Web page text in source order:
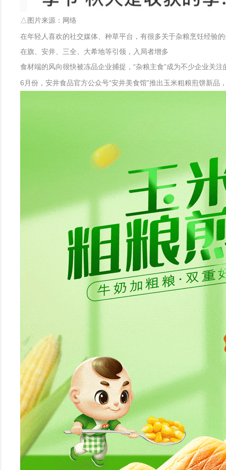
△图片来源：网络
在年轻人喜欢的社交媒体、种草平台，有很多关于杂粮烹饪经验
在旗、安井、三全、大希地等引领，入局者增多
食材端的风向很快被冻品企业捕捉，“杂粮主食”成为不少企业关注
6月份，安井食品官方公众号“安井美食馆”推出玉米粗粮煎饼新品